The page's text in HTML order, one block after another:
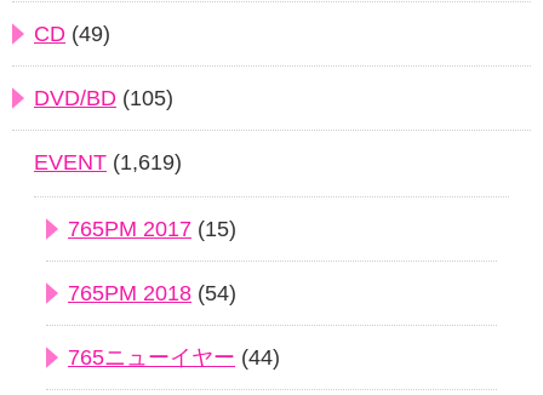
CD (49)
DVD/BD (105)
EVENT (1,619)
765PM 2017 (15)
765PM 2018 (54)
765ニューイヤー (44)